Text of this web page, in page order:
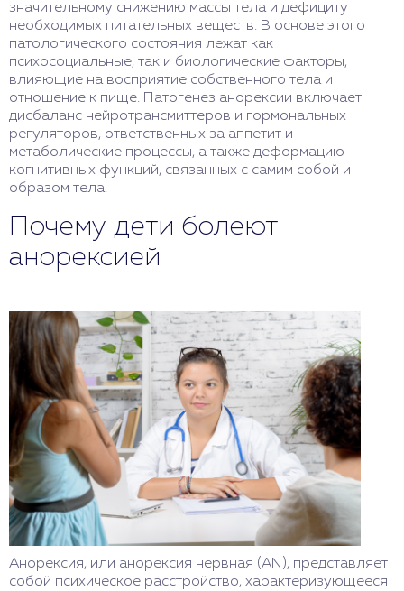
значительному снижению массы тела и дефициту
необходимых питательных веществ. В основе этого
патологического состояния лежат как
психосоциальные, так и биологические факторы,
влияющие на восприятие собственного тела и
отношение к пище. Патогенез анорексии включает
дисбаланс нейротрансмиттеров и гормональных
регуляторов, ответственных за аппетит и
метаболические процессы, а также деформацию
когнитивных функций, связанных с самим собой и
образом тела.
Почему дети болеют
анорексией
Анорексия, или анорексия нервная (AN), представляет
собой психическое расстройство, характеризующееся